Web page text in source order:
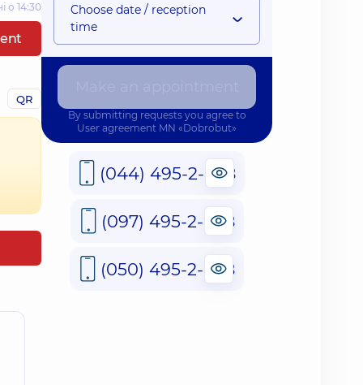
о 14:30
QR
Choose date / reception
time
By submitting requests you agree to
User agreement MN «Dobrobut»
(044) 495-2-888
(097) 495-2-888
(050) 495-2-888